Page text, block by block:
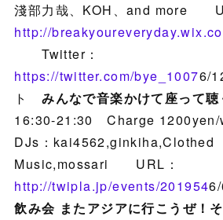
淺部力哉、KOH、and more
http://
Twitter：
https://twitter.com/bye_10076/
トみんなで音楽かけて座って聴
16:30-21:30 Charge
DJs：kai4562,ginkiha,Clothed
Music,mossari URL：
http://twipla.jp/events/2019546/
飲み会 またアジアに行こうぜ！